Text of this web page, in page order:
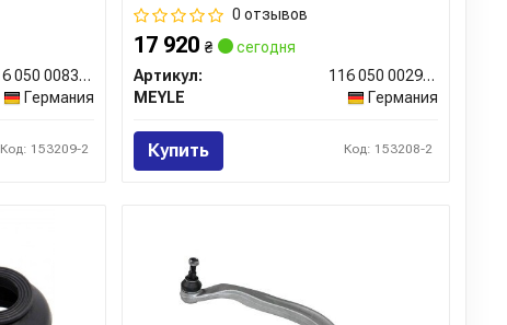
116 050 0083/HD
Германия
Код: 153209-2
0 отзывов
17 920₴
сегодня
Артикул:
116 050 0029/HD
MEYLE
Германия
Купить Код: 153208-2